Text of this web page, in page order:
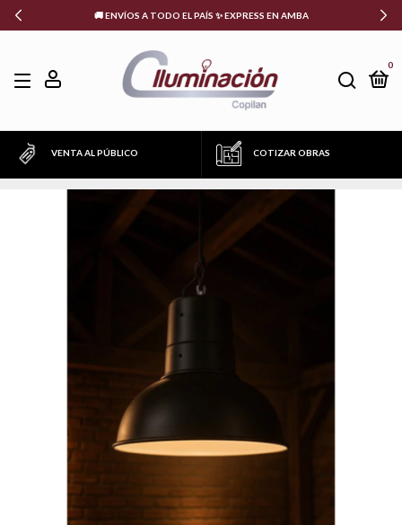
🚚 ENVÍOS A TODO EL PAÍS ✨ EXPRESS EN AMBA
0
VENTA AL PÚBLICO COTIZAR OBRAS